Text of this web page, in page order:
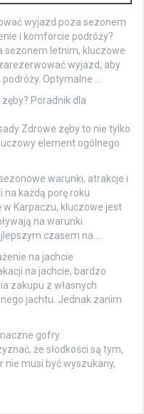
wyjazd poza sezonem
i komforcie podróży?
sezonem letnim, kluczowe
wyjazd, aby
Optymalne …
Poradnik dla
Zdrowe zęby to nie tylko
element ogólnego
warunki, atrakcje i
każdą porę roku
w Karpaczu, kluczowe jest
na warunki
czasem na …
na jachcie
na jachcie, bardzo
zakupu z własnych
jachtu. Jednak zanim
gofry.
że słodkości są tym,
nie musi być wyszukany,